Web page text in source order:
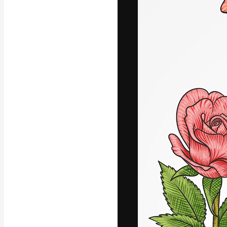
La plateforme
vos meilleurs
d’abonnés :
Copyright ©